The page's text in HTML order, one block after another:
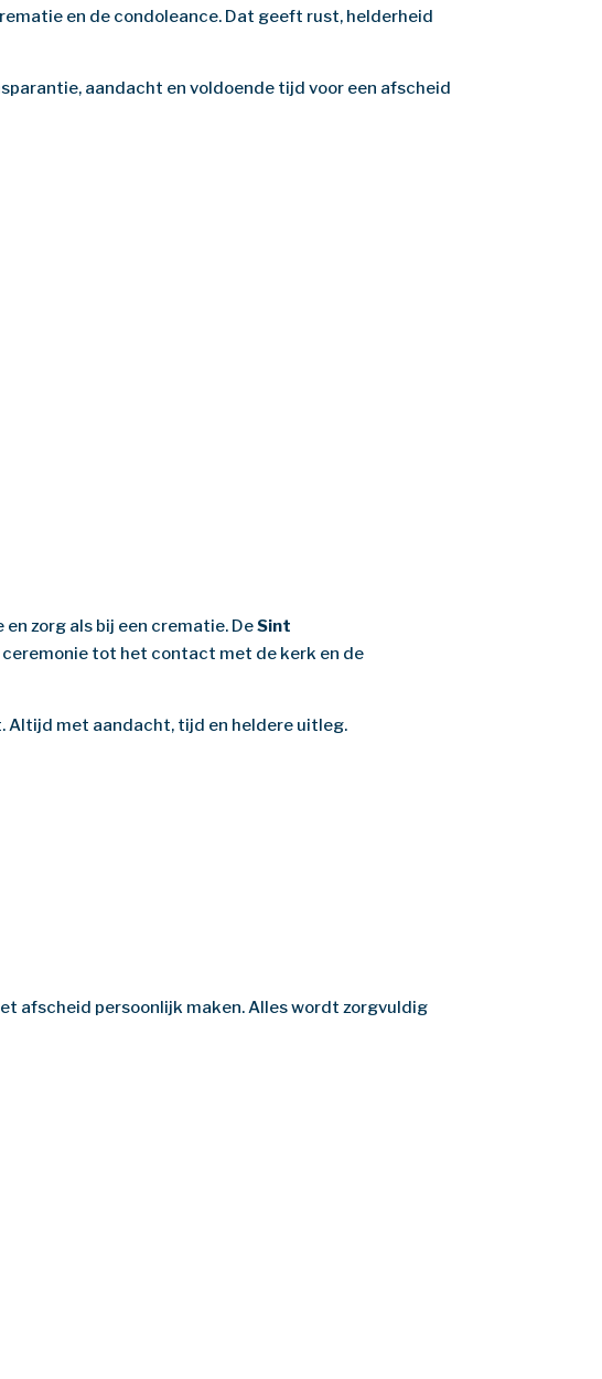
en de condoleance. Dat geeft rust, helderheid
aandacht en voldoende tijd voor een afscheid
zorg als bij een crematie. DeSint
ceremonie tot het contact met de kerk en de
Altijd met aandacht, tijd en heldere uitleg.
afscheid persoonlijk maken. Alles wordt zorgvuldig